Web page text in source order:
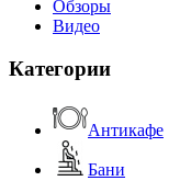
Обзоры
Видео
Категории
Антикафе
Бани